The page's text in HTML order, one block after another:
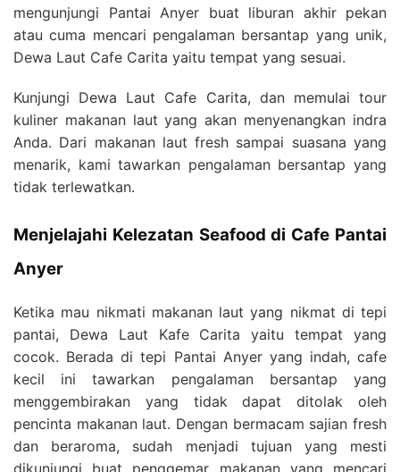
mengunjungi Pantai Anyer buat liburan akhir pekan
atau cuma mencari pengalaman bersantap yang unik,
Dewa Laut Cafe Carita yaitu tempat yang sesuai.
Kunjungi Dewa Laut Cafe Carita, dan memulai tour
kuliner makanan laut yang akan menyenangkan indra
Anda. Dari makanan laut fresh sampai suasana yang
menarik, kami tawarkan pengalaman bersantap yang
tidak terlewatkan.
Menjelajahi Kelezatan Seafood di Cafe Pantai
Anyer
Ketika mau nikmati makanan laut yang nikmat di tepi
pantai, Dewa Laut Kafe Carita yaitu tempat yang
cocok. Berada di tepi Pantai Anyer yang indah, cafe
kecil ini tawarkan pengalaman bersantap yang
menggembirakan yang tidak dapat ditolak oleh
pencinta makanan laut. Dengan bermacam sajian fresh
dan beraroma, sudah menjadi tujuan yang mesti